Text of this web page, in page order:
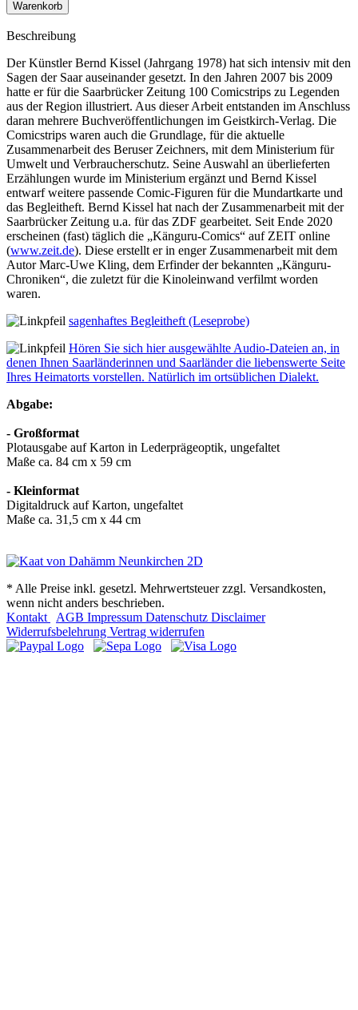
Beschreibung
Der Künstler Bernd Kissel (Jahrgang 1978) hat sich intensiv mit den
Sagen der Saar auseinander gesetzt. In den Jahren 2007 bis 2009
hatte er für die Saarbrücker Zeitung 100 Comicstrips zu Legenden
aus der Region illustriert. Aus dieser Arbeit entstanden im Anschluss
daran mehrere Buchveröffentlichungen im Geistkirch-Verlag. Die
Comicstrips waren auch die Grundlage, für die aktuelle
Zusammenarbeit des Beruser Zeichners, mit dem Ministerium für
Umwelt und Verbraucherschutz. Seine Auswahl an überlieferten
Erzählungen wurde im Ministerium ergänzt und Bernd Kissel
entwarf weitere passende Comic-Figuren für die Mundartkarte und
das Begleitheft. Bernd Kissel hat nach der Zusammenarbeit mit der
Saarbrücker Zeitung u.a. für das ZDF gearbeitet. Seit Ende 2020
erscheinen (fast) täglich die „Känguru-Comics“ auf ZEIT online
(www.zeit.de). Diese erstellt er in enger Zusammenarbeit mit dem
Autor Marc-Uwe Kling, dem Erfinder der bekannten „Känguru-
Chroniken“, die zuletzt für die Kinoleinwand verfilmt worden
waren.
sagenhaftes Begleitheft (Leseprobe)
Hören Sie sich hier ausgewählte Audio-Dateien an, in
denen Ihnen Saarländerinnen und Saarländer die liebenswerte Seite
Ihres Heimatorts vorstellen. Natürlich im ortsüblichen Dialekt.
Abgabe:
- Großformat
Plotausgabe auf Karton in Lederprägeoptik, ungefaltet
Maße ca. 84 cm x 59 cm
- Kleinformat
Digitaldruck auf Karton, ungefaltet
Maße ca. 31,5 cm x 44 cm
* Alle Preise inkl. gesetzl. Mehrwertsteuer zzgl. Versandkosten,
wenn nicht anders beschrieben.
Kontakt
AGB Impressum Datenschutz Disclaimer
Widerrufsbelehrung Vertrag widerrufen